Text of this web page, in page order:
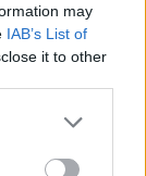
may
IAB’s List of
it to other
Google
may click to
για την
και τις